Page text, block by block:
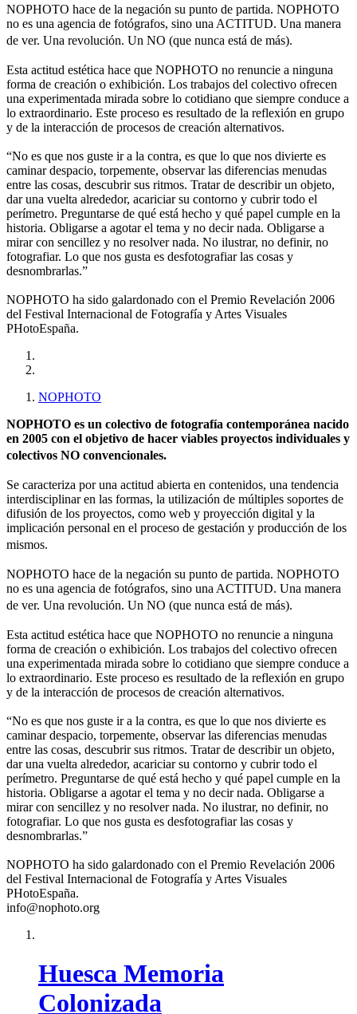
NOPHOTO hace de la negación su punto de partida. NOPHOTO
no es una agencia de fotógrafos, sino una ACTITUD. Una manera
de ver. Una revolución. Un NO (que nunca está de más).
Esta actitud estética hace que NOPHOTO no renuncie a ninguna
forma de creación o exhibición. Los trabajos del colectivo ofrecen
una experimentada mirada sobre lo cotidiano que siempre conduce a
lo extraordinario. Este proceso es resultado de la reflexión en grupo
y de la interacción de procesos de creación alternativos.
“No es que nos guste ir a la contra, es que lo que nos divierte es
caminar despacio, torpemente, observar las diferencias menudas
entre las cosas, descubrir sus ritmos. Tratar de describir un objeto,
dar una vuelta alrededor, acariciar su contorno y cubrir todo el
perímetro. Preguntarse de qué está hecho y qué papel cumple en la
historia. Obligarse a agotar el tema y no decir nada. Obligarse a
mirar con sencillez y no resolver nada. No ilustrar, no definir, no
fotografiar. Lo que nos gusta es desfotografiar las cosas y
desnombrarlas.”
NOPHOTO ha sido galardonado con el Premio Revelación 2006
del Festival Internacional de Fotografía y Artes Visuales
PHotoEspaña.
NOPHOTO
NOPHOTO es un colectivo de fotografía contemporánea nacido
en 2005 con el objetivo de hacer viables proyectos individuales y
colectivos NO convencionales.
Se caracteriza por una actitud abierta en contenidos, una tendencia
interdisciplinar en las formas, la utilización de múltiples soportes de
difusión de los proyectos, como web y proyección digital y la
implicación personal en el proceso de gestación y producción de los
mismos.
NOPHOTO hace de la negación su punto de partida. NOPHOTO
no es una agencia de fotógrafos, sino una ACTITUD. Una manera
de ver. Una revolución. Un NO (que nunca está de más).
Esta actitud estética hace que NOPHOTO no renuncie a ninguna
forma de creación o exhibición. Los trabajos del colectivo ofrecen
una experimentada mirada sobre lo cotidiano que siempre conduce a
lo extraordinario. Este proceso es resultado de la reflexión en grupo
y de la interacción de procesos de creación alternativos.
“No es que nos guste ir a la contra, es que lo que nos divierte es
caminar despacio, torpemente, observar las diferencias menudas
entre las cosas, descubrir sus ritmos. Tratar de describir un objeto,
dar una vuelta alrededor, acariciar su contorno y cubrir todo el
perímetro. Preguntarse de qué está hecho y qué papel cumple en la
historia. Obligarse a agotar el tema y no decir nada. Obligarse a
mirar con sencillez y no resolver nada. No ilustrar, no definir, no
fotografiar. Lo que nos gusta es desfotografiar las cosas y
desnombrarlas.”
NOPHOTO ha sido galardonado con el Premio Revelación 2006
del Festival Internacional de Fotografía y Artes Visuales
PHotoEspaña.
info@nophoto.org
Huesca Memoria
Colonizada